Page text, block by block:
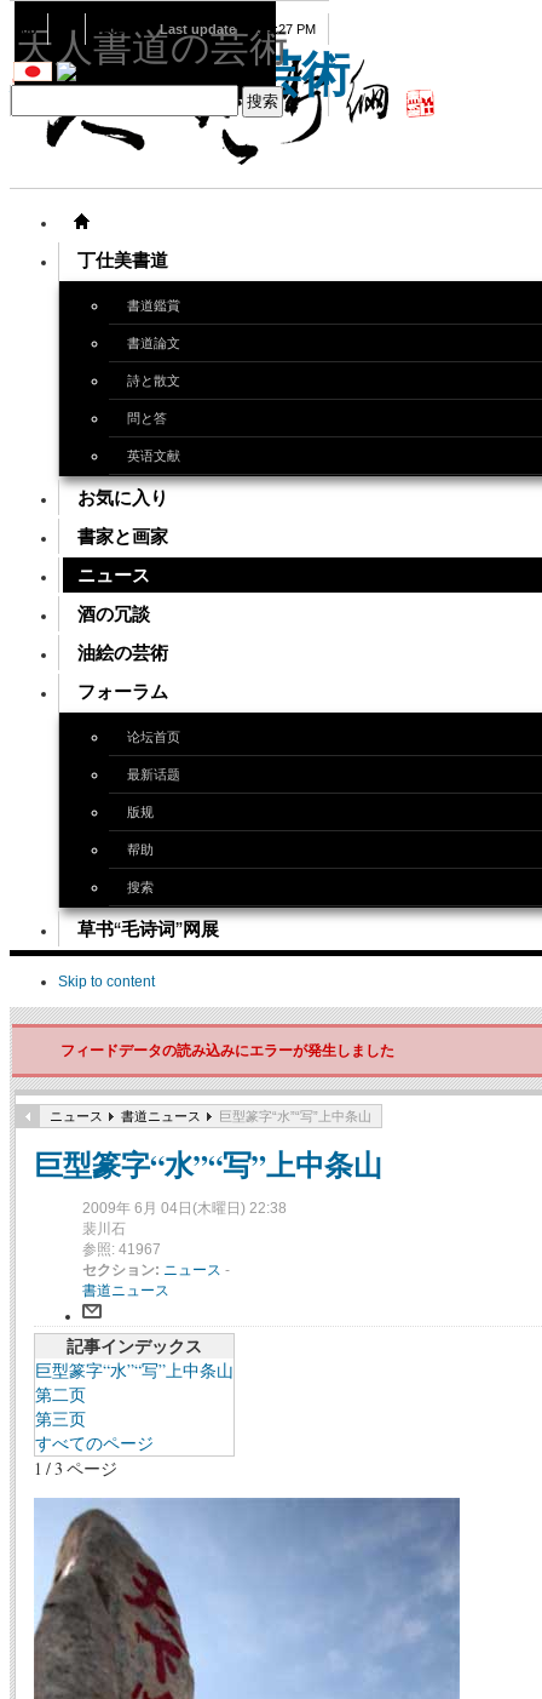
天人書道の芸術
丁仕美書道
書道鑑賞
書道論文
詩と散文
問と答
英语文献
お気に入り
書家と画家
ニュース
酒の冗談
油絵の芸術
フォーラム
论坛首页
最新话题
版规
帮助
搜索
草书“毛诗词”网展
Skip to content
08 07 2026 Last update 08:15:27 PM
フィードデータの読み込みにエラーが発生しました
ニュース 書道ニュース 巨型篆字“水”“写”上中条山
巨型篆字“水”“写”上中条山
2009年 6月 04日(木曜日) 22:38
裴川石
参照: 41967
セクション: ニュース -
書道ニュース
記事インデックス
巨型篆字“水”“写”上中条山
第二页
第三页
すべてのページ
1 / 3 ページ
天人書道の芸術